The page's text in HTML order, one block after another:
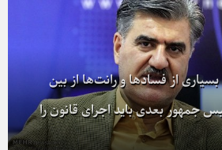
از فساد‌ها و رانت‌ها از بین
جمهور بعدی باید اجرای قانون را